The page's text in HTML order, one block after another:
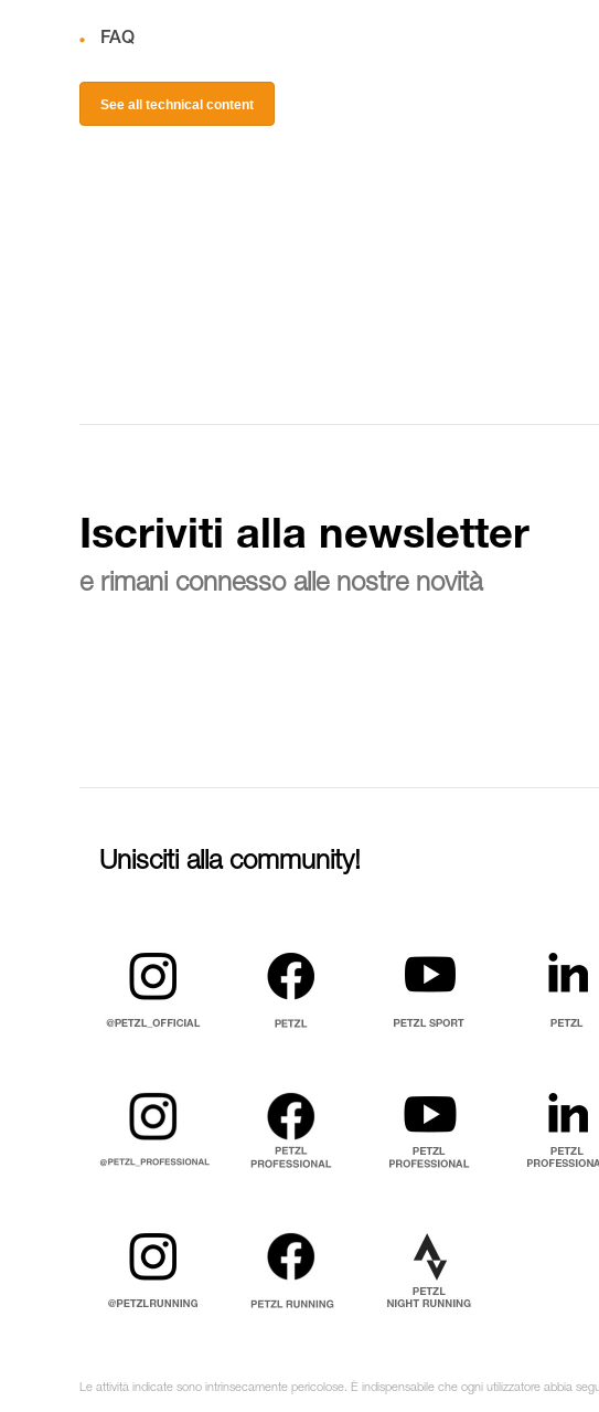
FAQ
See all technical content
Iscriviti alla newsletter
e rimani connesso alle nostre novità
Unisciti alla community!
Le attività indicate sono intrinsecamente pericolose. È indispensabile che ogni utilizzatore abbia